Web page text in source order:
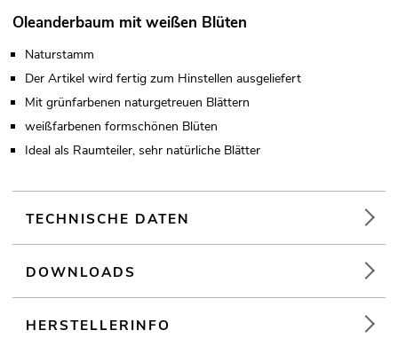
Oleanderbaum mit weißen Blüten
Naturstamm
Der Artikel wird fertig zum Hinstellen ausgeliefert
Mit grünfarbenen naturgetreuen Blättern
weißfarbenen formschönen Blüten
Ideal als Raumteiler, sehr natürliche Blätter
TECHNISCHE DATEN
DOWNLOADS
HERSTELLERINFO